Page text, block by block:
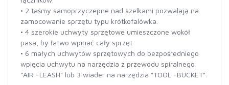
• 2 taśmy samoprzyczepne nad szelkami pozwalają na
zamocowanie sprzętu typu krótkofalówka.
• 4 szerokie uchwyty sprzętowe umieszczone wokół
pasa, by łatwo wpinać cały sprzęt
• 6 małych uchwytów sprzętowych do bezpośredniego
wpięcia uchwytu na narzędzia z przewodu spiralnego
"AIR -LEASH" lub 3 wiader na narzędzia "TOOL -BUCKET".